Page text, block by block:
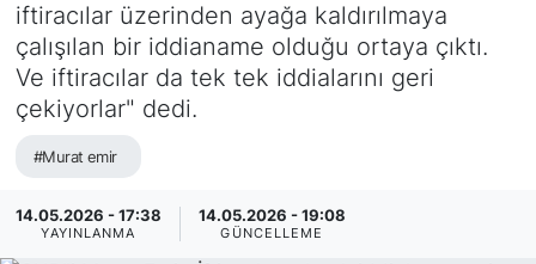
iftiracılar üzerinden ayağa kaldırılmaya
çalışılan bir iddianame olduğu ortaya çıktı.
Ve iftiracılar da tek tek iddialarını geri
çekiyorlar" dedi.
#Murat emir
14.05.2026 - 17:38
YAYINLANMA
14.05.2026 - 19:08
GÜNCELLEME
Yazı Dizisi
Haber Arşivi